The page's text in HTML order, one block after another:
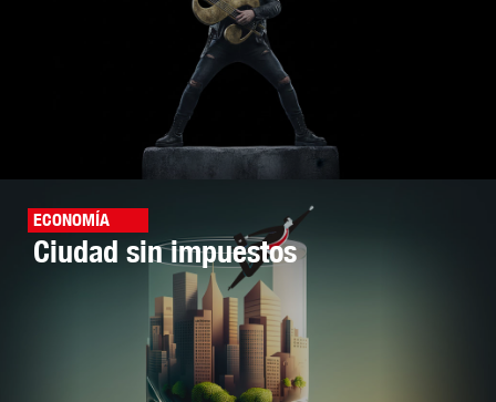
ECONOMÍA
Ciudad sin impuestos